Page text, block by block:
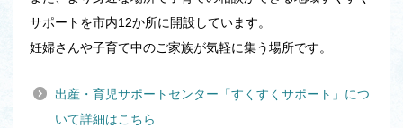
サポートを市内12か所に開設しています。
妊婦さんや子育て中のご家族が気軽に集う場所です。
出産・育児サポートセンター「すくすくサポート」につ
いて詳細はこちら